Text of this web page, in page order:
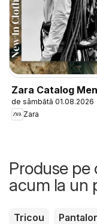
Zara Catalog Men
de sâmbătă 01.08.2026
Zara
Produse pe
acum la un
Tricou